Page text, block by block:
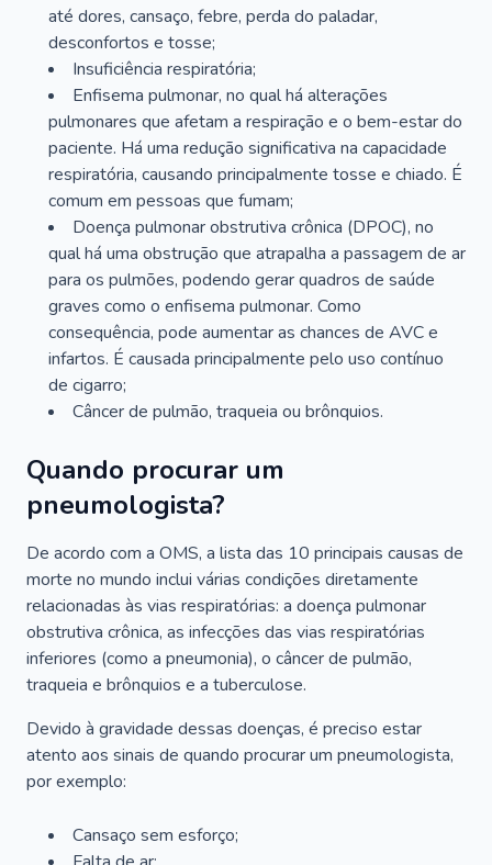
até dores, cansaço, febre, perda do paladar,
desconfortos e tosse;
Insuficiência respiratória;
Enfisema pulmonar, no qual há alterações
pulmonares que afetam a respiração e o bem-estar do
paciente. Há uma redução significativa na capacidade
respiratória, causando principalmente tosse e chiado. É
comum em pessoas que fumam;
Doença pulmonar obstrutiva crônica (DPOC), no
qual há uma obstrução que atrapalha a passagem de ar
para os pulmões, podendo gerar quadros de saúde
graves como o enfisema pulmonar. Como
consequência, pode aumentar as chances de AVC e
infartos. É causada principalmente pelo uso contínuo
de cigarro;
Câncer de pulmão, traqueia ou brônquios.
Quando procurar um
pneumologista?
De acordo com a OMS, a lista das 10 principais causas de
morte no mundo inclui várias condições diretamente
relacionadas às vias respiratórias: a doença pulmonar
obstrutiva crônica, as infecções das vias respiratórias
inferiores (como a pneumonia), o câncer de pulmão,
traqueia e brônquios e a tuberculose.
Devido à gravidade dessas doenças, é preciso estar
atento aos sinais de quando procurar um pneumologista,
por exemplo:
Cansaço sem esforço;